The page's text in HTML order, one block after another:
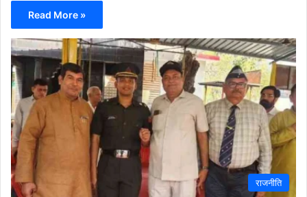
Read More »
राजनीति